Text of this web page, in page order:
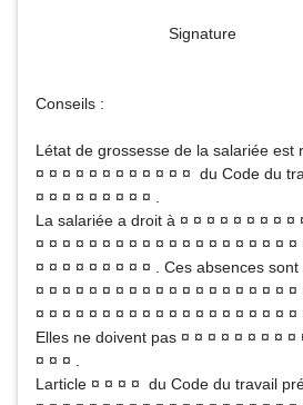
Signature
Conseils :
Létat de grossesse de la salariée est
¤ ¤ ¤ ¤ ¤ ¤ ¤ ¤ ¤ ¤ ¤ ¤ du Code du
¤ ¤ ¤ ¤ ¤ ¤ ¤ ¤ ¤ .
La salariée a droit à ¤ ¤ ¤ ¤ ¤ ¤ ¤ ¤ ¤
¤ ¤ ¤ ¤ ¤ ¤ ¤ ¤ ¤ ¤ ¤ ¤ ¤ ¤ ¤ ¤ ¤ ¤ ¤
¤ ¤ ¤ ¤ ¤ ¤ ¤ ¤ ¤ . Ces absences
¤ ¤ ¤ ¤ ¤ ¤ ¤ ¤ ¤ ¤ ¤ ¤ ¤ ¤ ¤ ¤ ¤ ¤ ¤
¤ ¤ ¤ ¤ ¤ ¤ ¤ ¤ ¤ ¤ ¤ ¤ ¤ ¤ ¤ ¤ ¤ ¤ ¤ ¤
Elles ne doivent pas ¤ ¤ ¤ ¤ ¤ ¤ ¤ ¤
¤ ¤ ¤ .
Larticle ¤ ¤ ¤ ¤ du Code du travail